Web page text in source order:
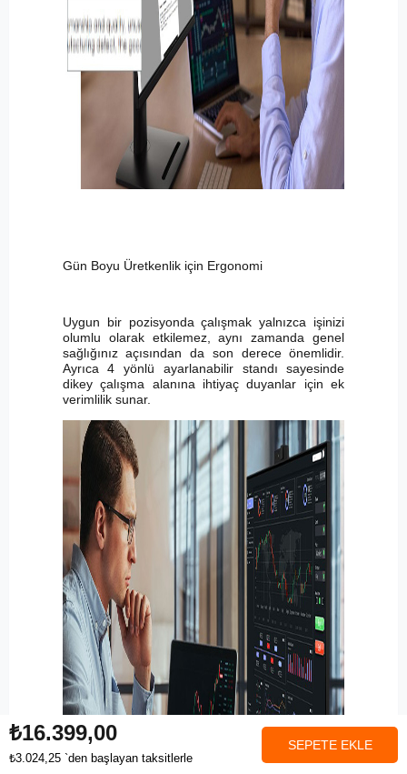
₺16.399,00
₺3.024,25 `den başlayan taksitlerle
Gün Boyu Üretkenlik için Ergonomi
Uygun bir pozisyonda çalışmak yalnızca işinizi
olumlu olarak etkilemez, aynı zamanda genel
sağlığınız açısından da son derece önemlidir.
Ayrıca 4 yönlü ayarlanabilir standı sayesinde
dikey çalışma alanına ihtiyaç duyanlar için ek
verimlilik sunar.
Anasayfa Favorilerim Sepetim